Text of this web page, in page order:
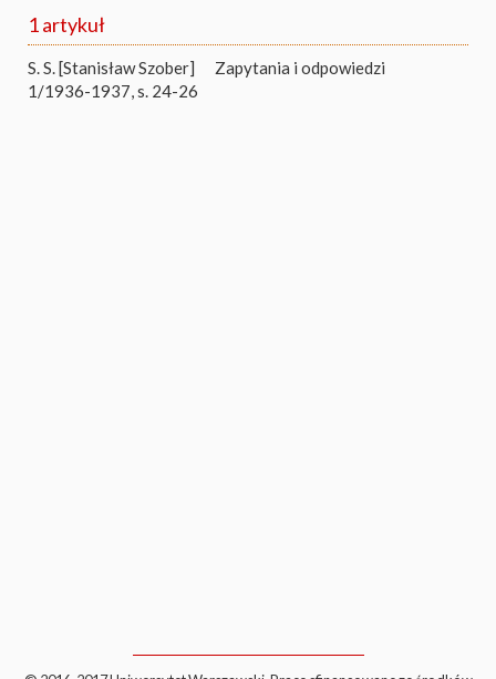
1 artykuł
S. S. [Stanisław Szober]
Zapytania i odpowiedzi
1/1936-1937, s. 24-26